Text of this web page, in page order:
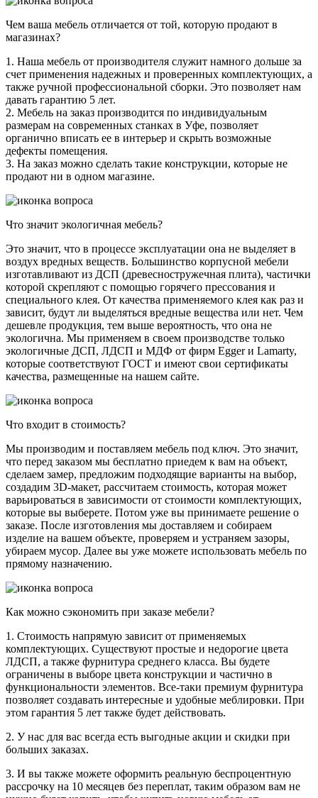
Чем ваша мебель отличается от той, которую продают в
магазинах?
1. Наша мебель от производителя служит намного дольше за
счет применения надежных и проверенных комплектующих, а
также ручной профессиональной сборки. Это позволяет нам
давать гарантию 5 лет.
2. Мебель на заказ производится по индивидуальным
размерам на современных станках в Уфе, позволяет
органично вписать ее в интерьер и скрыть возможные
дефекты помещения.
3. На заказ можно сделать такие конструкции, которые не
продают ни в одном магазине.
Что значит экологичная мебель?
Это значит, что в процессе эксплуатации она не выделяет в
воздух вредных веществ. Большинство корпусной мебели
изготавливают из ДСП (древесностружечная плита), частички
которой скрепляют с помощью горячего прессования и
специального клея. От качества применяемого клея как раз и
зависит, будут ли выделяться вредные вещества или нет. Чем
дешевле продукция, тем выше вероятность, что она не
экологична. Мы применяем в своем производстве только
экологичные ДСП, ЛДСП и МДФ от фирм Egger и Lamarty,
которые соответствуют ГОСТ и имеют свои сертификаты
качества, размещенные на нашем сайте.
Что входит в стоимость?
Мы производим и поставляем мебель под ключ. Это значит,
что перед заказом мы бесплатно приедем к вам на объект,
сделаем замер, предложим подходящие варианты на выбор,
создадим 3D-макет, рассчитаем стоимость, которая может
варьироваться в зависимости от стоимости комплектующих,
которые вы выберете. Потом уже вы принимаете решение о
заказе. После изготовления мы доставляем и собираем
изделие на вашем объекте, проверяем и устраняем зазоры,
убираем мусор. Далее вы уже можете использовать мебель по
прямому назначению.
Как можно сэкономить при заказе мебели?
1. Стоимость напрямую зависит от применяемых
комплектующих. Существуют простые и недорогие цвета
ЛДСП, а также фурнитура среднего класса. Вы будете
ограничены в выборе цвета конструкции и частично в
функциональности элементов. Все-таки премиум фурнитура
позволяет создавать интересные и удобные меблировки. При
этом гарантия 5 лет также будет действовать.
2. У нас для вас всегда есть выгодные акции и скидки при
больших заказах.
3. И вы также можете оформить реальную беспроцентную
рассрочку на 10 месяцев без переплат, таким образом вам не